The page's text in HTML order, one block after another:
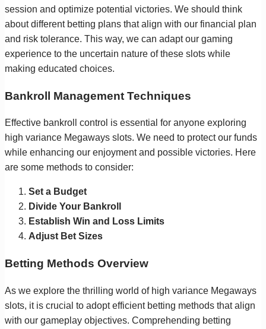
session and optimize potential victories. We should think
about different betting plans that align with our financial plan
and risk tolerance. This way, we can adapt our gaming
experience to the uncertain nature of these slots while
making educated choices.
Bankroll Management Techniques
Effective bankroll control is essential for anyone exploring
high variance Megaways slots. We need to protect our funds
while enhancing our enjoyment and possible victories. Here
are some methods to consider:
Set a Budget
Divide Your Bankroll
Establish Win and Loss Limits
Adjust Bet Sizes
Betting Methods Overview
As we explore the thrilling world of high variance Megaways
slots, it is crucial to adopt efficient betting methods that align
with our gameplay objectives. Comprehending betting